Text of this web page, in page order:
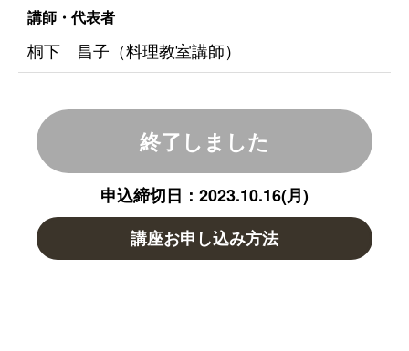
講師・代表者
桐下 昌子（料理教室講師）
終了しました
申込締切日：2023.10.16(月)
講座お申し込み方法